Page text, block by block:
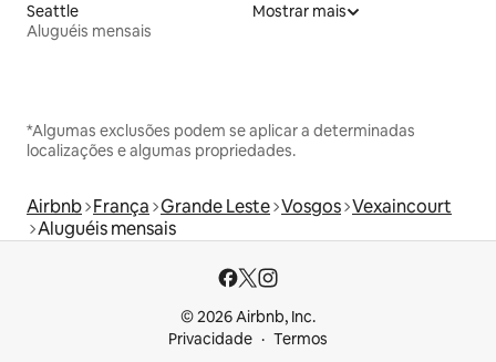
Seattle
Aluguéis mensais
Mostrar mais
*Algumas exclusões podem se aplicar a determinadas
localizações e algumas propriedades.
Airbnb França Grande Leste Vosgos Vexaincourt
Aluguéis mensais
© 2026 Airbnb, Inc.
Privacidade
Termos